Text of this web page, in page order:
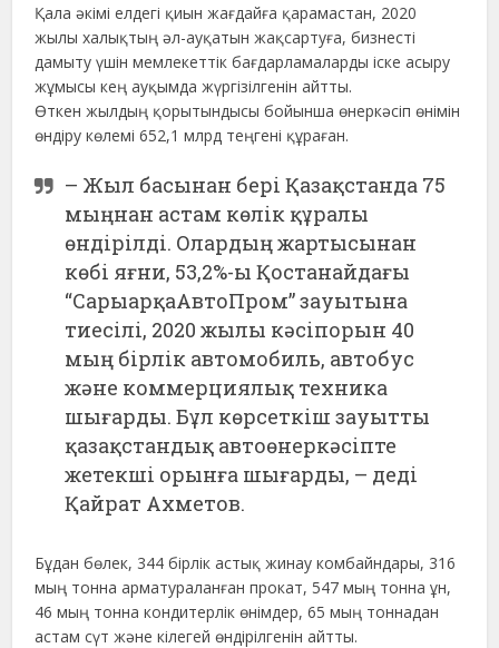
Қала әкімі елдегі қиын жағдайға қарамастан, 2020
жылы халықтың әл-ауқатын жақсартуға, бизнесті
дамыту үшін мемлекеттік бағдарламаларды іске асыру
жұмысы кең ауқымда жүргізілгенін айтты.
Өткен жылдың қорытындысы бойынша өнеркәсіп өнімін
өндіру көлемі 652,1 млрд теңгені құраған.
– Жыл басынан бері Қазақстанда 75
мыңнан астам көлік құралы
өндірілді. Олардың жартысынан
көбі яғни, 53,2%-ы Қостанайдағы
“СарыарқаАвтоПром” зауытына
тиесілі, 2020 жылы кәсіпорын 40
мың бірлік автомобиль, автобус
және коммерциялық техника
шығарды. Бұл көрсеткіш зауытты
қазақстандық автоөнеркәсіпте
жетекші орынға шығарды, – деді
Қайрат Ахметов.
Бұдан бөлек, 344 бірлік астық жинау комбайндары, 316
мың тонна арматураланған прокат, 547 мың тонна ұн,
46 мың тонна кондитерлік өнімдер, 65 мың тоннадан
астам сүт және кілегей өндірілгенін айтты.